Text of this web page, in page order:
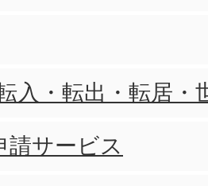
手当はどうやって
当はどうやって
入・転出・転居・
請サービス